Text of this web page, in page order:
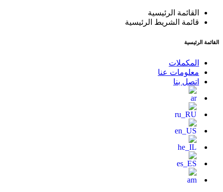
القائمة الرئيسية
قائمة الشريط الرئيسية
القائمة الرئيسية
المكملات
معلومات عنا
اتصل بنا